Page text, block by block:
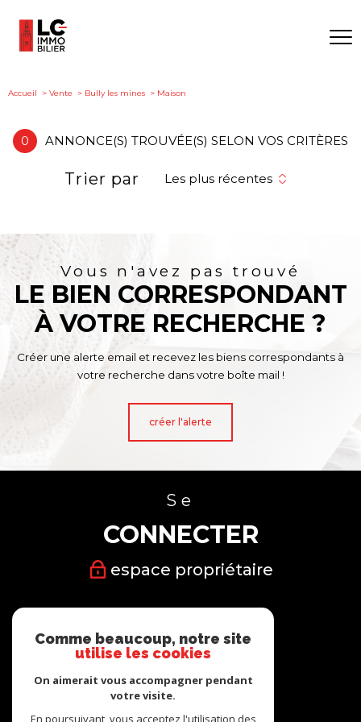
Accueil Vente Bully les mines Maison
0 ANNONCE(S) TROUVÉE(S) SELON VOS CRITÈRES
Trier par Les plus récentes
Vous n'avez pas trouvé
LE BIEN CORRESPONDANT
À VOTRE RECHERCHE ?
Créer une alerte email et recevez les biens correspondants à
votre recherche dans votre boîte mail !
créer l'alerte
Se
CONNECTER
espace propriétaire
SUIVRE
Comme beaucoup, notre site
utilise les cookies
On aimerait vous accompagner pendant
votre visite.
En poursuivant, vous acceptez l'utilisation des